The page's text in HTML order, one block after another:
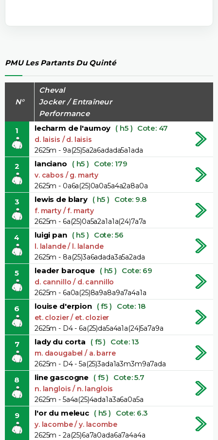
PMU Les Partants Du Quinté
N°
Cheval
Jocker / Entraîneur
Performance
1
lecharm de l'aumoy ( h5 ) Cote: 47
d. laisis / d. laisis
2625m - 9a(25)5a2a6adada5a1ada
2 lanciano ( h5 ) Cote: 179
v. cabos / g. marty
2625m - 0a6a(25)0a0a5a4a2a8a0a
3 lewis de blary ( h5 ) Cote: 9.8
f. marty / f. marty
2625m - 6a(25)0a5a2a1a1a(24)7a7a
4 luigi pan ( h5 ) Cote: 56
l. lalande / l. lalande
2625m - 8a(25)3a6adada3a5a2ada
5 leader baroque ( h5 ) Cote: 69
d. cannillo / d. cannillo
2625m - 6a0a(25)8a9a8a9a7a4a1a
6 louise d'erpion ( f5 ) Cote: 18
et. clozier / et. clozier
2625m - D4 - 6a(25)da5a4a1a(24)5a7a9a
7 lady du corta ( f5 ) Cote: 13
m. daougabel / a. barre
2625m - D4 - 5a(25)3ada1a3m3m9a7ada
8 line gascogne ( f5 ) Cote: 5.7
n. langlois / n. langlois
2625m - 5a4a(25)4ada1a3a6a0a5a
9 l'or du meleuc ( h5 ) Cote: 6.3
y. lacombe / y. lacombe
2625m - 2a(25)6a7a0ada6a7a4a4a